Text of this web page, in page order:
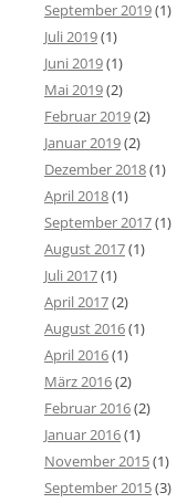
September 2019(1)
Juli 2019(1)
Juni 2019(1)
Mai 2019(2)
Februar 2019(2)
Januar 2019(2)
Dezember 2018(1)
April 2018(1)
September 2017(1)
August 2017(1)
Juli 2017(1)
April 2017(2)
August 2016(1)
April 2016(1)
März 2016(2)
Februar 2016(2)
Januar 2016(1)
November 2015(1)
September 2015(3)